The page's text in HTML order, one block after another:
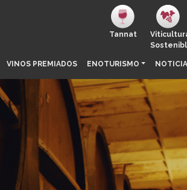
Tannat
VINOS PREMIADOS ENOTURISMO